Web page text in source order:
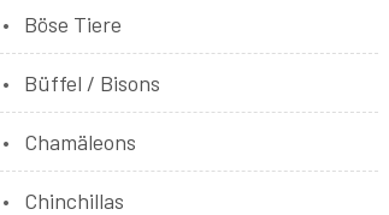
Böse Tiere
Büffel / Bisons
Chamäleons
Chinchillas